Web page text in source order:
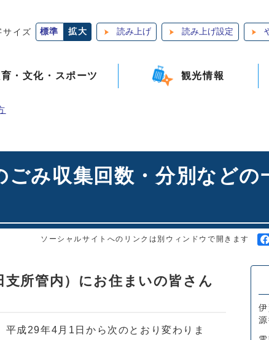
サイズ 標準 拡大 読み上げ 読み上げ設定
・文化・スポーツ 観光情報
み収集回数・分別などの
ソーシャルサイトへのリンクは別ウィンドウで開きます
支所管内）にお住まいの皆さん
成29年4月1日から次のとおり変わりま